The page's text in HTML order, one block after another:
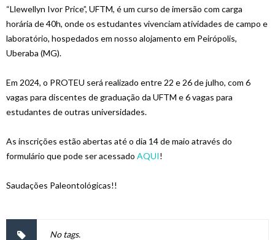
“Llewellyn Ivor Price”, UFTM, é um curso de imersão com carga
horária de 40h, onde os estudantes vivenciam atividades de campo e
laboratório, hospedados em nosso alojamento em Peirópolis,
Uberaba (MG).
Em 2024, o PROTEU será realizado entre 22 e 26 de julho, com 6
vagas para discentes de graduação da UFTM e 6 vagas para
estudantes de outras universidades.
As inscrições estão abertas até o dia 14 de maio através do
formulário que pode ser acessado AQUI!
Saudações Paleontológicas!!
No tags.